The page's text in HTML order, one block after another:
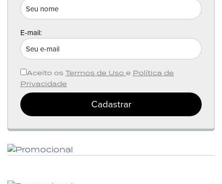
E-mail:
Aceito os Termos de Uso e Política de
Privacidade
Cadastrar